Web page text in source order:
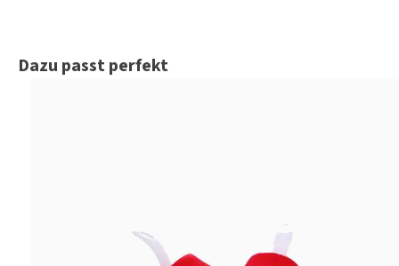
Produktgalerie überspringen
Dazu passt perfekt